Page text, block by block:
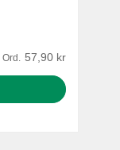
Ord. 57,90 kr